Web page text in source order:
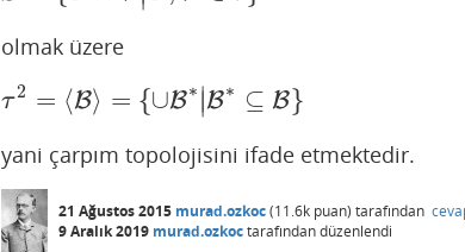
olmak üzere
τ2 = ⟨B⟩ = {∪B∗ ∣B∗ ⊆ B}
τ2=⟨B ={∪B∗|B∗⊆ B}
yani çarpım topolojisini ifade etmektedir.
21 Ağustos 2015 murad.ozkoc(11.6k puan) tarafından
9 Aralık 2019 murad.ozkoctarafındandüzenlendi